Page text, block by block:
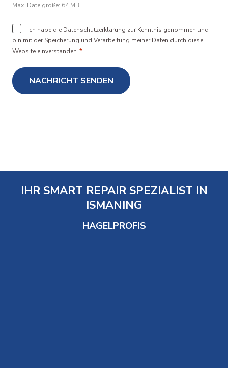
Max. Dateigröße: 64 MB.
Consent
*
Ich habe die Datenschutzerklärung zur Kenntnis genommen und
bin mit der Speicherung und Verarbeitung meiner Daten durch diese
Website einverstanden.*
IHR SMART REPAIR SPEZIALIST IN
ISMANING
HAGELPROFIS